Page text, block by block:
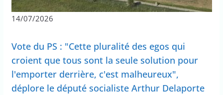
14/07/2026
Vote du PS : "Cette pluralité des egos qui
croient que tous sont la seule solution pour
l'emporter derrière, c'est malheureux",
déplore le député socialiste Arthur Delaporte